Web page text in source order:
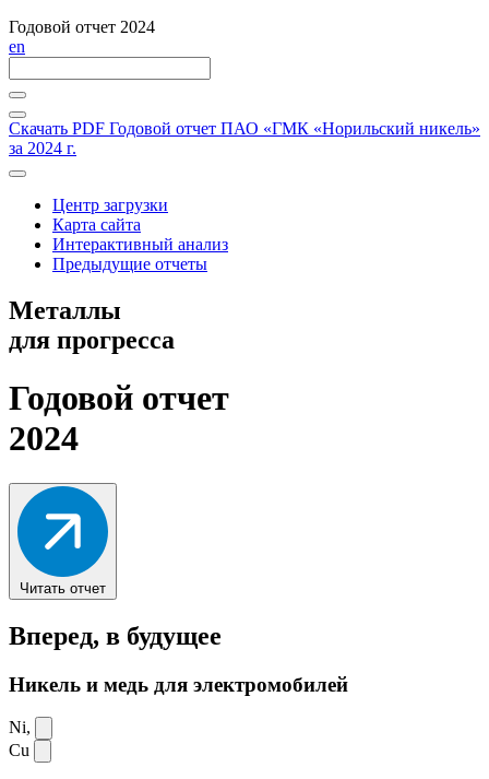
Годовой отчет 2024
en
Скачать PDF Годовой отчет ПАО «ГМК «Норильский никель»
за 2024 г.
Центр загрузки
Карта сайта
Интерактивный анализ
Предыдущие отчеты
Металлы
для прогресса
Годовой отчет
2024
Читать отчет
Вперед, в будущее
Никель и медь для электромобилей
Ni,
Cu